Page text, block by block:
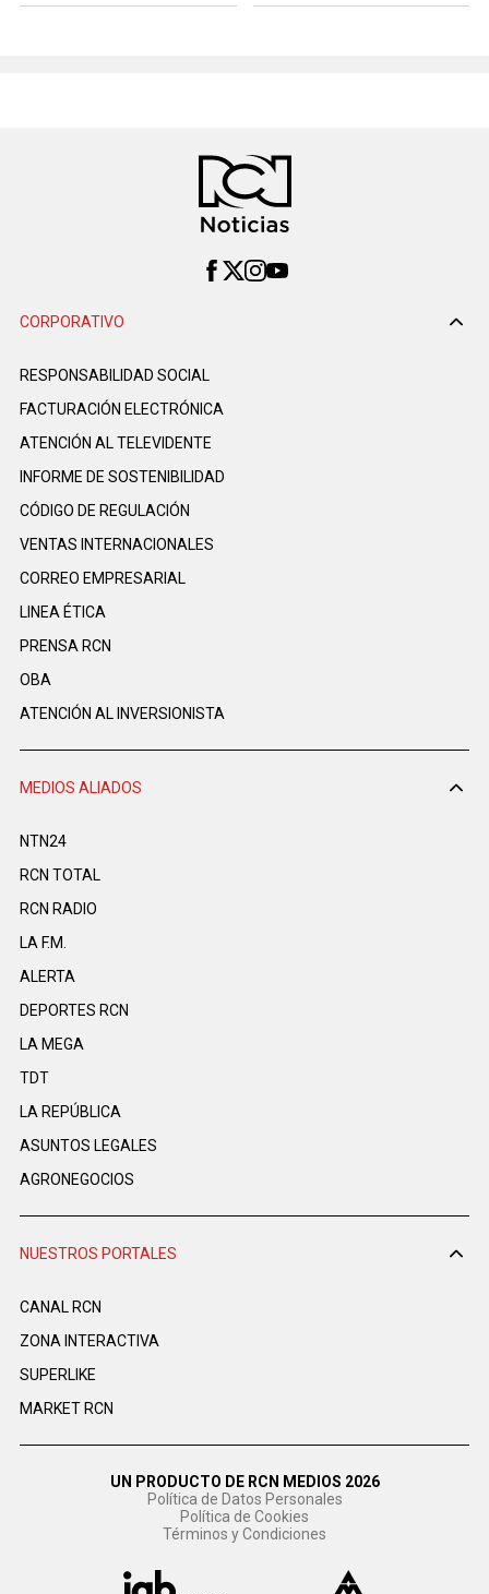
CORPORATIVO
RESPONSABILIDAD SOCIAL
FACTURACIÓN ELECTRÓNICA
ATENCIÓN AL TELEVIDENTE
INFORME DE SOSTENIBILIDAD
CÓDIGO DE REGULACIÓN
VENTAS INTERNACIONALES
CORREO EMPRESARIAL
LINEA ÉTICA
PRENSA RCN
OBA
ATENCIÓN AL INVERSIONISTA
MEDIOS ALIADOS
NTN24
RCN TOTAL
RCN RADIO
LA F.M.
ALERTA
DEPORTES RCN
LA MEGA
TDT
LA REPÚBLICA
ASUNTOS LEGALES
AGRONEGOCIOS
NUESTROS PORTALES
CANAL RCN
ZONA INTERACTIVA
SUPERLIKE
MARKET RCN
UN PRODUCTO DE RCN MEDIOS 2026
Política de Datos Personales
Política de Cookies
Términos y Condiciones